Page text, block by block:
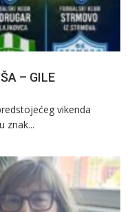
– GILE
vikenda
znak...